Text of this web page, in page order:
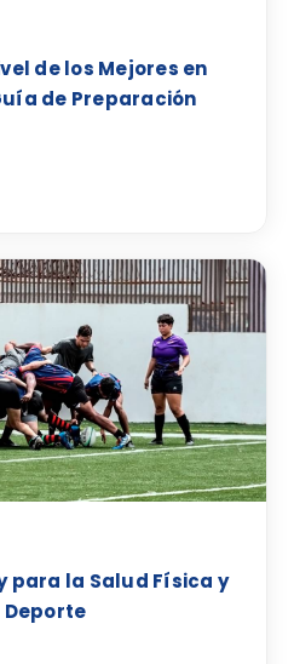
de los Mejores en
de Preparación
para la Salud Física y
Deporte